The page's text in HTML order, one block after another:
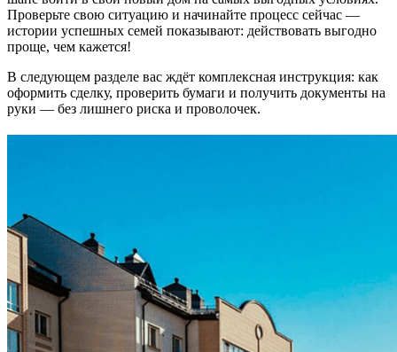
Проверьте свою ситуацию и начинайте процесс сейчас —
истории успешных семей показывают: действовать выгодно
проще, чем кажется!
В следующем разделе вас ждёт комплексная инструкция: как
оформить сделку, проверить бумаги и получить документы на
руки — без лишнего риска и проволочек.